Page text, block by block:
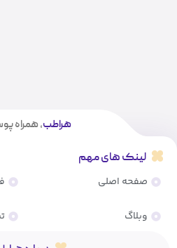
هراطب، همراه
لینک های مهم
صفحه اصلی
وبلاگ